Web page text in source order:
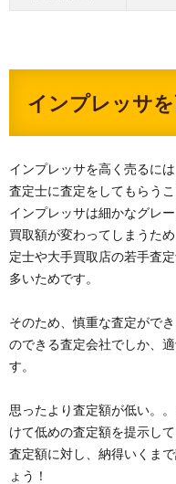
インプレッサ
インプレッサを高く売るに
査定士に査定をしてもらうこ
インプレッサは細かなグレ
買取額が変わってしまうた
定士や大手買取店の若手査
多いためです。
そのため、慎重な査定がで
のできる査定会社でしか、
す。
思ったより査定額が低い。
けて低めの査定額を提示し
査定額に対し、納得いくま
ょう！